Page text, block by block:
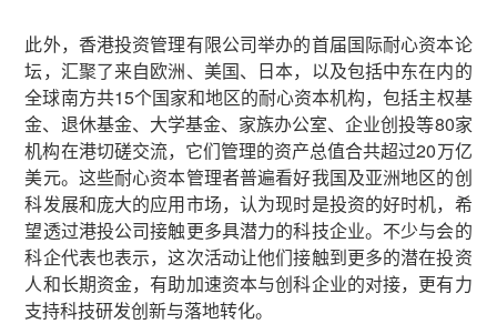
此外，香港投资管理有限公司举办的首届国际耐心资本论
坛，汇聚了来自欧洲、美国、日本，以及包括中东在内的
全球南方共15个国家和地区的耐心资本机构，包括主权基
金、退休基金、大学基金、家族办公室、企业创投等80家
机构在港切磋交流，它们管理的资产总值合共超过20万亿
美元。这些耐心资本管理者普遍看好我国及亚洲地区的创
科发展和庞大的应用市场，认为现时是投资的好时机，希
望透过港投公司接触更多具潜力的科技企业。不少与会的
科企代表也表示，这次活动让他们接触到更多的潜在投资
人和长期资金，有助加速资本与创科企业的对接，更有力
支持科技研发创新与落地转化。